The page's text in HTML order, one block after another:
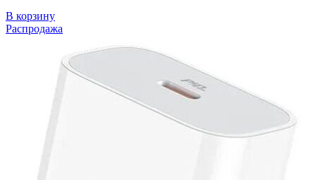
В корзину
Распродажа